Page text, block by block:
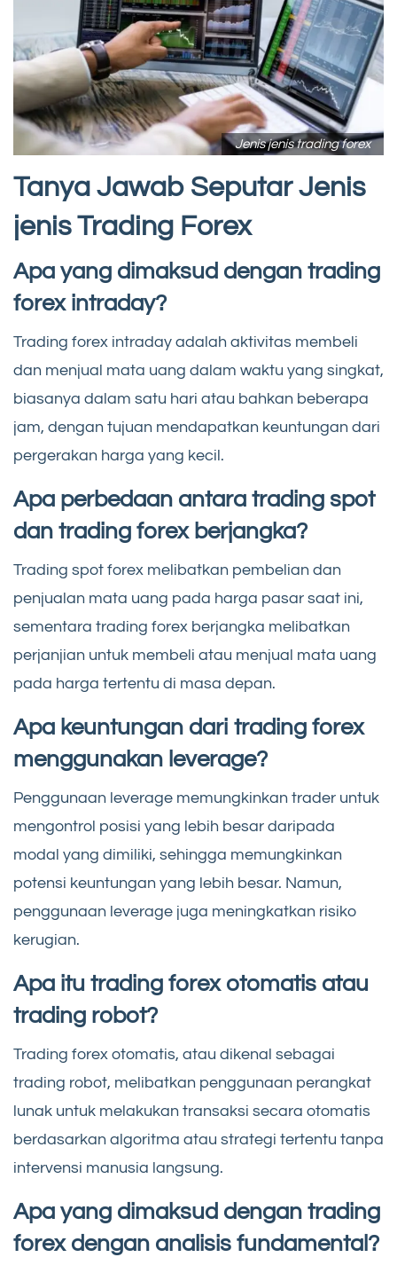
Jenis jenis trading forex
Tanya Jawab Seputar Jenis
jenis Trading Forex
Apa yang dimaksud dengan trading
forex intraday?
Trading forex intraday adalah aktivitas membeli
dan menjual mata uang dalam waktu yang singkat,
biasanya dalam satu hari atau bahkan beberapa
jam, dengan tujuan mendapatkan keuntungan dari
pergerakan harga yang kecil.
Apa perbedaan antara trading spot
dan trading forex berjangka?
Trading spot forex melibatkan pembelian dan
penjualan mata uang pada harga pasar saat ini,
sementara trading forex berjangka melibatkan
perjanjian untuk membeli atau menjual mata uang
pada harga tertentu di masa depan.
Apa keuntungan dari trading forex
menggunakan leverage?
Penggunaan leverage memungkinkan trader untuk
mengontrol posisi yang lebih besar daripada
modal yang dimiliki, sehingga memungkinkan
potensi keuntungan yang lebih besar. Namun,
penggunaan leverage juga meningkatkan risiko
kerugian.
Apa itu trading forex otomatis atau
trading robot?
Trading forex otomatis, atau dikenal sebagai
trading robot, melibatkan penggunaan perangkat
lunak untuk melakukan transaksi secara otomatis
berdasarkan algoritma atau strategi tertentu tanpa
intervensi manusia langsung.
Apa yang dimaksud dengan trading
forex dengan analisis fundamental?